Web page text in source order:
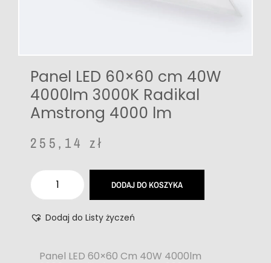
Panel LED 60×60 cm 40W
4000lm 3000K Radikal
Amstrong 4000 lm
255,14 zł
DODAJ DO KOSZYKA
Dodaj do Listy życzeń
Panel LED 60×60 Cm 40W 4000lm